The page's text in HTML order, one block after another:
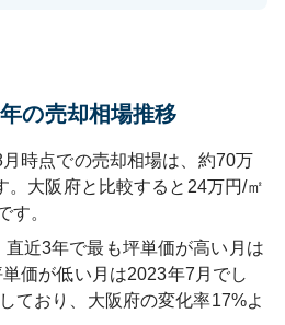
の売却相場推移
時点での売却相場は、約70万
。大阪府と比較すると24万円/㎡
す。
直近3年で最も坪単価が高い月は
単価が低い月は2023年7月 でし
ており 大阪府の変化率17%よ